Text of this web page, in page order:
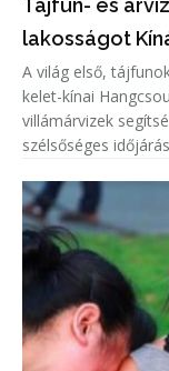
lakosságot
A világ első,
kelet-kínai
villámárvizek
szélsőséges